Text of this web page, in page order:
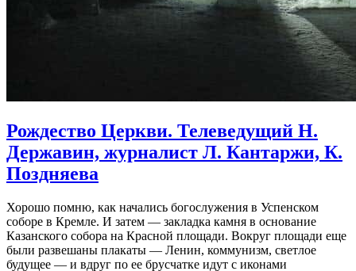
Рождество Церкви. Телеведущий Н.
Державин, журналист Л. Кантаржи, К.
Поздняева
Хорошо помню, как начались богослужения в Успенском
соборе в Кремле. И затем — закладка камня в основание
Казанского собора на Красной площади. Вокруг площади еще
были развешаны плакаты — Ленин, коммунизм, светлое
будущее — и вдруг по ее брусчатке идут с иконами